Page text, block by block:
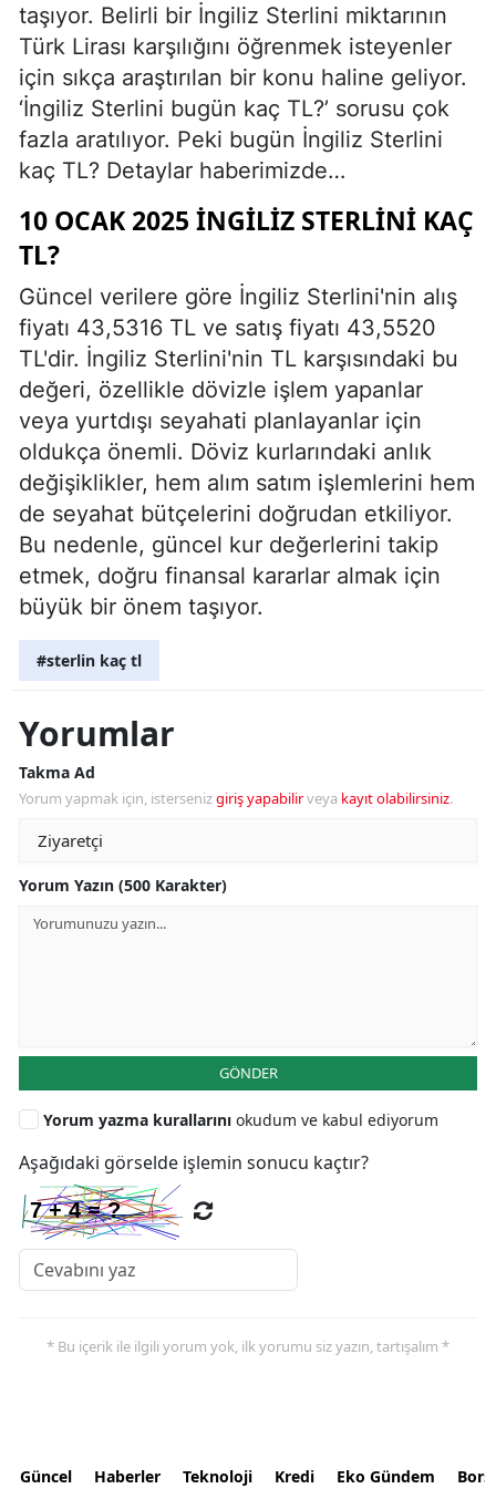
taşıyor. Belirli bir İngiliz Sterlini miktarının
Türk Lirası karşılığını öğrenmek isteyenler
için sıkça araştırılan bir konu haline geliyor.
‘İngiliz Sterlini bugün kaç TL?’ sorusu çok
fazla aratılıyor. Peki bugün İngiliz Sterlini
kaç TL? Detaylar haberimizde…
10 OCAK 2025 İNGILIZ STERLINI KAÇ
TL?
Güncel verilere göre İngiliz Sterlini'nin alış
fiyatı 43,5316 TL ve satış fiyatı 43,5520
TL'dir. İngiliz Sterlini'nin TL karşısındaki bu
değeri, özellikle dövizle işlem yapanlar
veya yurtdışı seyahati planlayanlar için
oldukça önemli. Döviz kurlarındaki anlık
değişiklikler, hem alım satım işlemlerini hem
de seyahat bütçelerini doğrudan etkiliyor.
Bu nedenle, güncel kur değerlerini takip
etmek, doğru finansal kararlar almak için
büyük bir önem taşıyor.
#sterlin kaç tl
Yorumlar
Takma Ad
Yorum yapmak için, istersenizgiriş yapabilirveya kayıt olabilirsiniz.
Yorum Yazın (500 Karakter)
GÖNDER
Yorum yazma kurallarını okudum ve kabul ediyorum
Aşağıdaki görselde işlemin sonucu kaçtır?
* Bu içerik ile ilgili yorum yok, ilk yorumu siz yazın, tartışalım *
Güncel Haberler Teknoloji Kredi Eko Gündem